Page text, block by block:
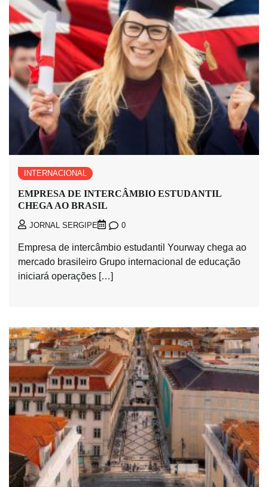
INTERNACIONAL
EMPRESA DE INTERCÂMBIO ESTUDANTIL
CHEGA AO BRASIL
JORNAL SERGIPE 0
Empresa de intercâmbio estudantil Yourway chega ao
mercado brasileiro Grupo internacional de educação
iniciará operações […]